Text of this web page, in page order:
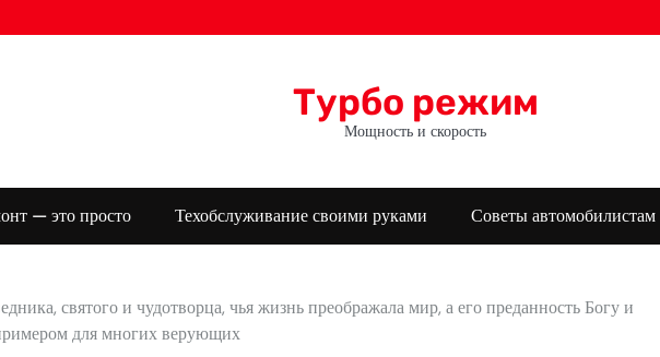
Турбо режим
Мощность и скорость
— это просто Техобслуживание своими руками Советы автомобилистам
святого и чудотворца, чья жизнь преображала мир, а его преданность Богу и
для многих верующих